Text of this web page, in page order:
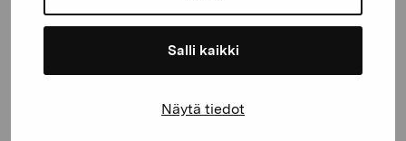
Salli kaikki
Näytä tiedot
10600 Ekenäs
proartibus@proartibus.fi